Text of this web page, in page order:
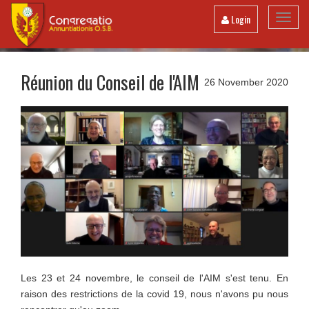
Login
26 November 2020
Réunion du Conseil de l'AIM
Les 23 et 24 novembre, le conseil de l'AIM s'est tenu. En
raison des restrictions de la covid 19, nous n'avons pu nous